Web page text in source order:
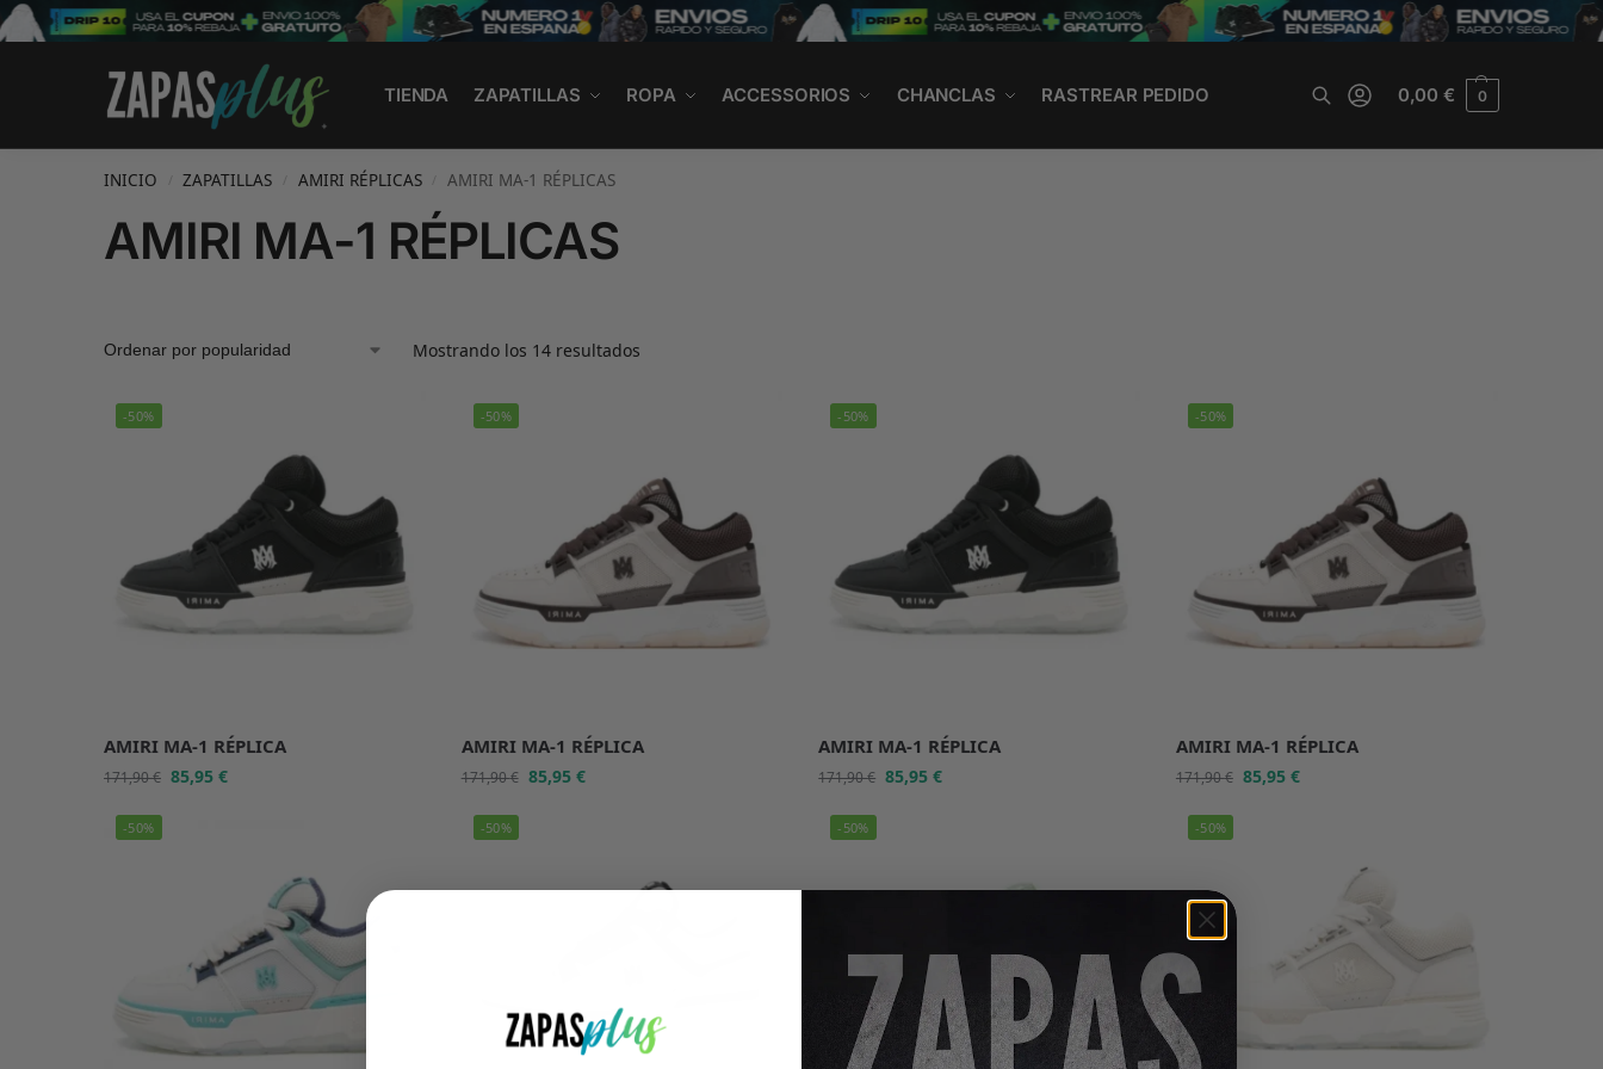
TIENDA ZAPATILLAS ROPA ACCESSORIOS CHANCLAS RASTREAR PEDIDO
Search
0,00€ 0
INICIO ZAPATILLAS AMIRI RÉPLICAS AMIRI MA-1 RÉPLICAS
AMIRI MA-1 RÉPLICAS
Mostrando los 14 resultados
-50%
AMIRI MA-1 RÉPLICA
171,90€ 85,95 €
-50%
AMIRI MA-1 RÉPLICA
171,90€ 85,95 €
-50%
AMIRI MA-1 RÉPLICA
171,90€ 85,95€
-50%
AMIRI MA-1 RÉPLICA
171,90€ 85,95 €
-50% -50% -50% -50%